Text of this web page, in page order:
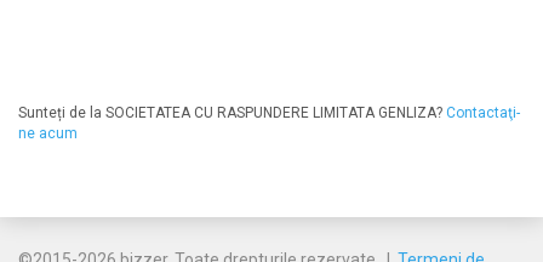
Sunteți de la SOCIETATEA CU RASPUNDERE LIMITATA GENLIZA? Contactaţi-
ne acum